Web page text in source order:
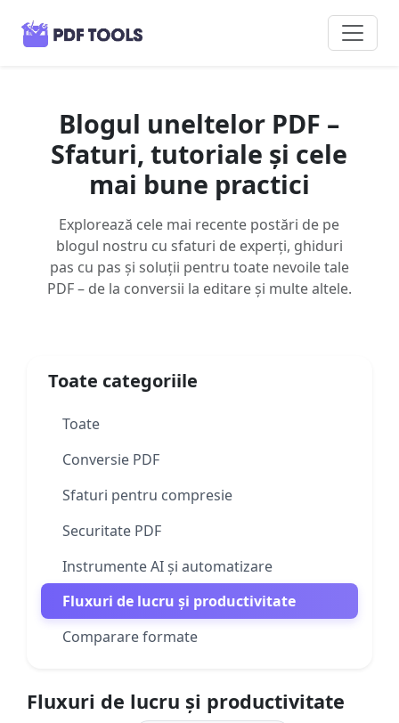
Blogul uneltelor PDF –
Sfaturi, tutoriale și cele
mai bune practici
Explorează cele mai recente postări de pe
blogul nostru cu sfaturi de experți, ghiduri
pas cu pas și soluții pentru toate nevoile tale
PDF – de la conversii la editare și multe altele.
Toate categoriile
Toate
Conversie PDF
Sfaturi pentru compresie
Securitate PDF
Instrumente AI și automatizare
Fluxuri de lucru și productivitate
Comparare formate
Fluxuri de lucru și productivitate